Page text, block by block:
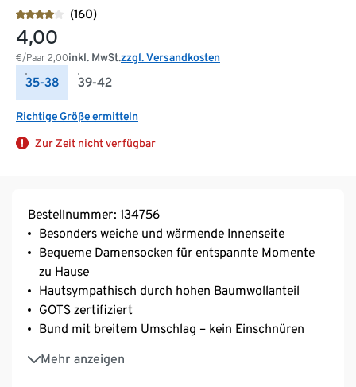
(160)
4,00
€/Paar 2,00inkl. MwSt.zzgl. Versandkosten
35-38 39-42
Richtige Größe ermitteln
Zur Zeit nicht verfügbar
Bestellnummer: 134756
Besonders weiche und wärmende Innenseite
Bequeme Damensocken für entspannte Momente
zu Hause
Hautsympathisch durch hohen Baumwollanteil
GOTS zertifiziert
Bund mit breitem Umschlag – kein Einschnüren
Mehr anzeigen
Sohle mit Antirutsch-Noppen im Paisley-Dessin
Extraflache Zehennaht